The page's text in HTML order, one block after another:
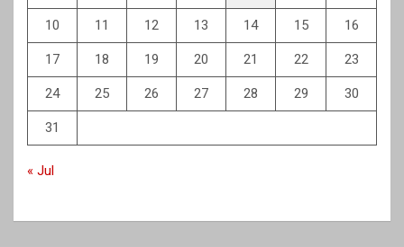
10 11 12 13 14 15 16
17 18 19 20 21 22 23
24 25 26 27 28 29 30
31
« Jul